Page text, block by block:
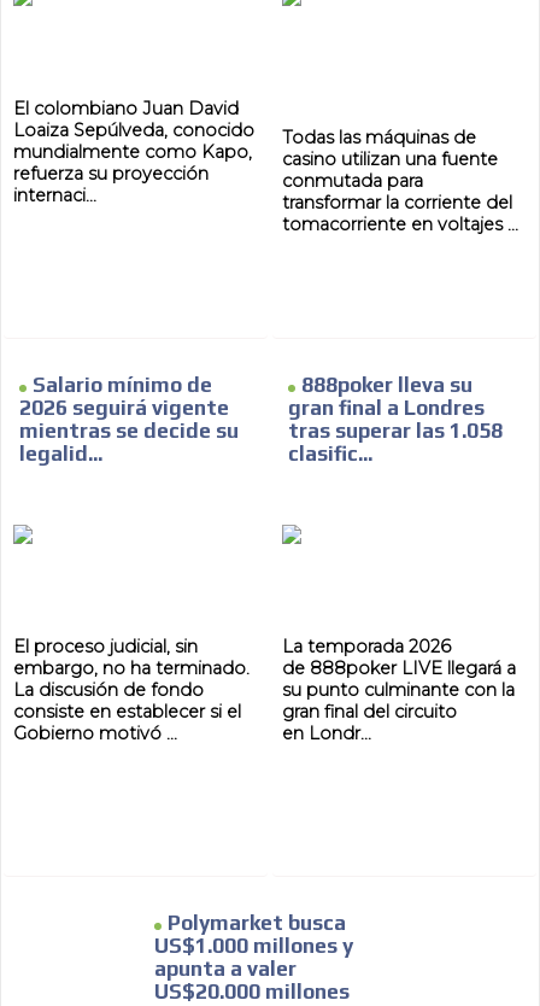
El colombiano Juan David
Loaiza Sepúlveda, conocido
mundialmente como Kapo,
refuerza su proyección
internaci...
Todas las máquinas de
casino utilizan una fuente
conmutada para
transformar la corriente del
tomacorriente en voltajes ...
Salario mínimo de
2026 seguirá vigente
mientras se decide su
legalid...
El proceso judicial, sin
embargo, no ha terminado.
La discusión de fondo
consiste en establecer si el
Gobierno motivó ...
888poker lleva su
gran final a Londres
tras superar las 1.058
clasific...
La temporada 2026
de 888poker LIVE llegará a
su punto culminante con la
gran final del circuito
en Londr...
Polymarket busca
US$1.000 millones y
apunta a valer
US$20.000 millones